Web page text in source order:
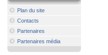
Plan du site
Contacts
Partenaires
Partenaires média